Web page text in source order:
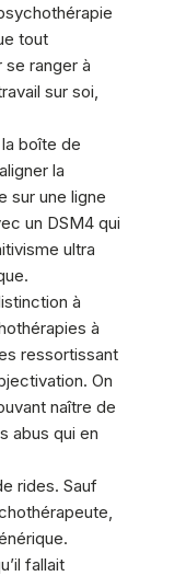
tout
ranger à
sur soi,
boîte de
la
sur une ligne
un DSM4 qui
ultra
à
à
ressortissant
On
naître de
abus qui en
rides. Sauf
fallait